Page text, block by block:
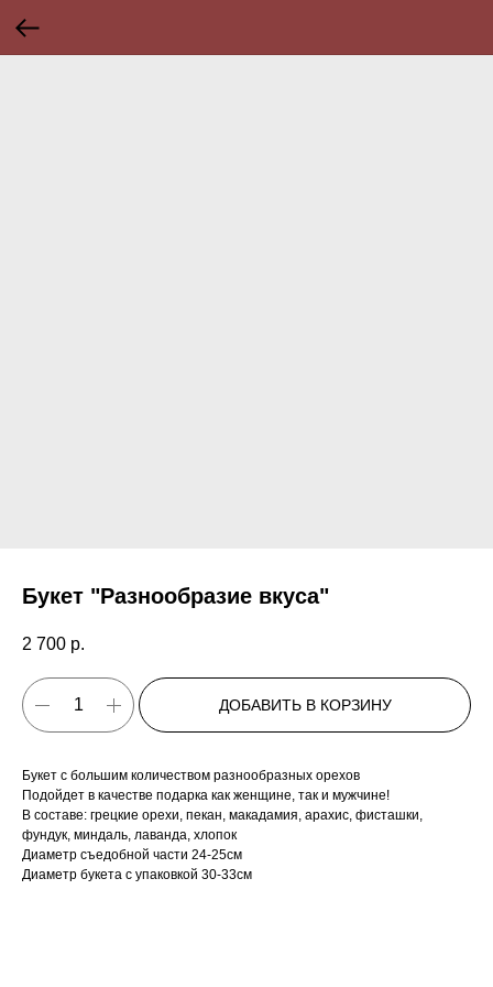
Букет "Разнообразие вкуса"
2 700 р.
ДОБАВИТЬ В КОРЗИНУ
Букет с большим количеством разнообразных орехов
Подойдет в качестве подарка как женщине, так и мужчине!
В составе: грецкие орехи, пекан, макадамия, арахис, фисташки,
фундук, миндаль, лаванда, хлопок
Диаметр съедобной части 24-25см
Диаметр букета с упаковкой 30-33см